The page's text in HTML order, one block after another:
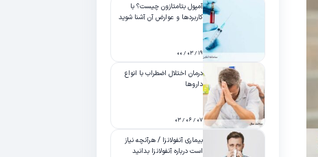
آمپول بتامتازون چیست؟ با
کاربردها و عوارض آن آشنا شوید
۱۹ / ۰۳ / ۰۰
درمان اختلال اضطراب با انواع
داروها
۰۷ / ۰۶ / ۰۳
بیماری آنفولانزا / هرآنچه نیاز
است درباره آنفولانزا بدانید